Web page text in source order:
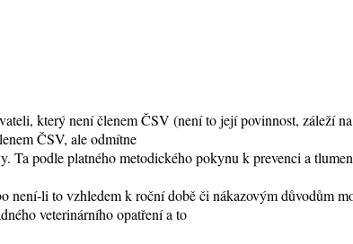
který není členem ČSV (není to její povinnost, záleží
ČSV, ale odmítne
Ta podle platného metodického pokynu k prevenci a
není-li to vzhledem k roční době či nákazovým důvodům
veterinárního opatření a to